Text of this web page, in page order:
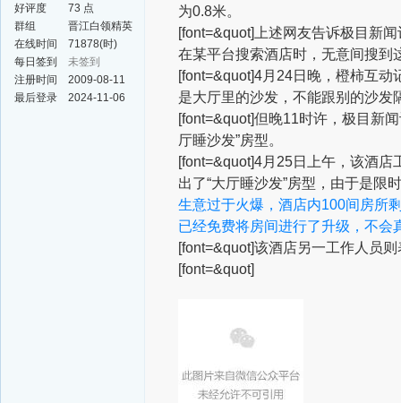
好评度
73 点
群组
晋江白领精英
群
在线时间
71878(时)
每日签到
未签到
注册时间
2009-08-11
最后登录
2024-11-06
为0.8米。
[font=&quot]上述网友告诉极目新
在某平台搜索酒店时，无意间搜到
[font=&quot]4月24日晚，橙柿互
是大厅里的沙发，不能跟别的沙发
[font=&quot]但晚11时许，极目新
厅睡沙发”房型。
[font=&quot]4月25日上午，该酒
出了“大厅睡沙发”房型，由于是限
生意过于火爆，酒店内100间房所
已经免费将房间进行了升级，不会
[font=&quot]该酒店另一工作人员
[font=&quot]